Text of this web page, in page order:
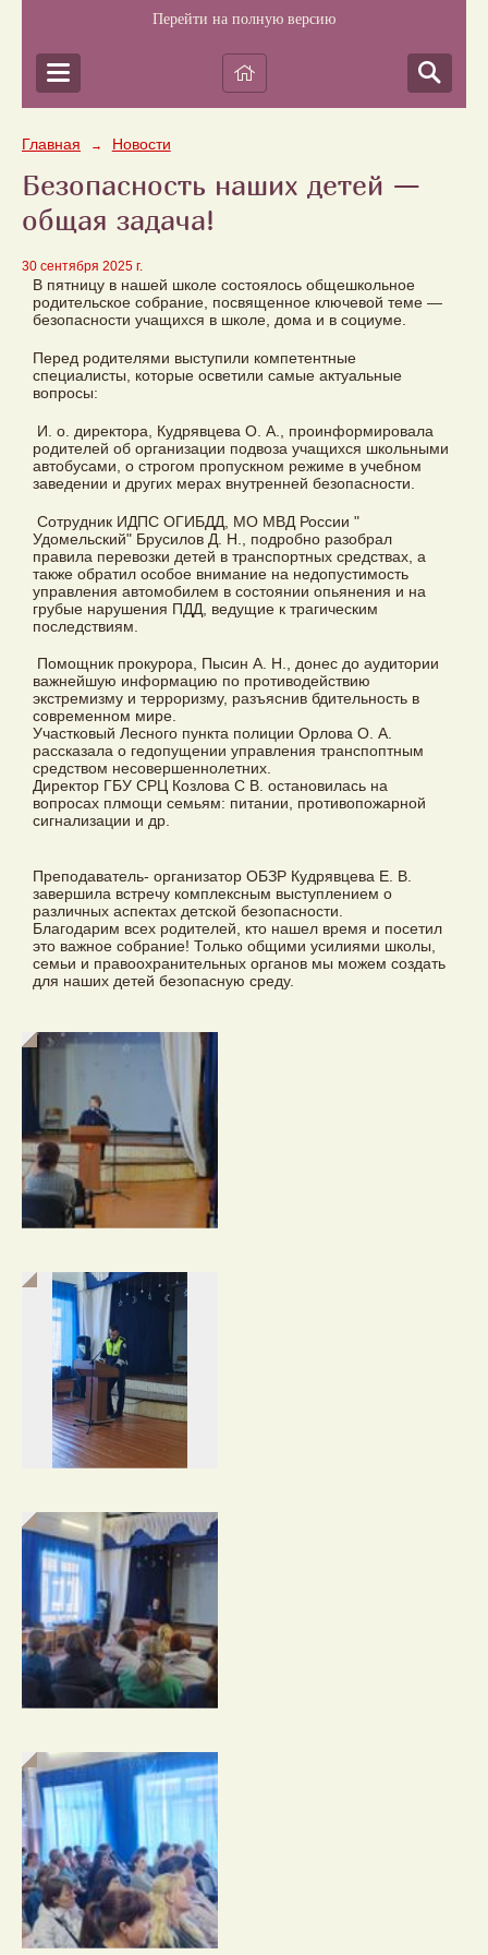
Перейти на полную версию
Главная → Новости
Безопасность наших детей —
общая задача!
30 сентября 2025 г.
В пятницу в нашей школе состоялось общешкольное
родительское собрание, посвященное ключевой теме —
безопасности учащихся в школе, дома и в социуме.
Перед родителями выступили компетентные
специалисты, которые осветили самые актуальные
вопросы:
И. о. директора, Кудрявцева О. А., проинформировала
родителей об организации подвоза учащихся школьными
автобусами, о строгом пропускном режиме в учебном
заведении и других мерах внутренней безопасности.
Сотрудник ИДПС ОГИБДД, МО МВД России "
Удомельский" Брусилов Д. Н., подробно разобрал
правила перевозки детей в транспортных средствах, а
также обратил особое внимание на недопустимость
управления автомобилем в состоянии опьянения и на
грубые нарушения ПДД, ведущие к трагическим
последствиям.
Помощник прокурора, Пысин А. Н., донес до аудитории
важнейшую информацию по противодействию
экстремизму и терроризму, разъяснив бдительность в
современном мире.
Участковый Лесного пункта полиции Орлова О. А.
рассказала о гедопущении управления транспоптным
средством несовершеннолетних.
Директор ГБУ СРЦ Козлова С В. остановилась на
вопросах плмощи семьям: питании, противопожарной
сигнализации и др.
Преподаватель- организатор ОБЗР️ Кудрявцева Е. В.
завершила встречу комплексным выступлением о
различных аспектах детской безопасности.
Благодарим всех родителей, кто нашел время и посетил
это важное собрание! Только общими усилиями школы,
семьи и правоохранительных органов мы можем создать
для наших детей безопасную среду.